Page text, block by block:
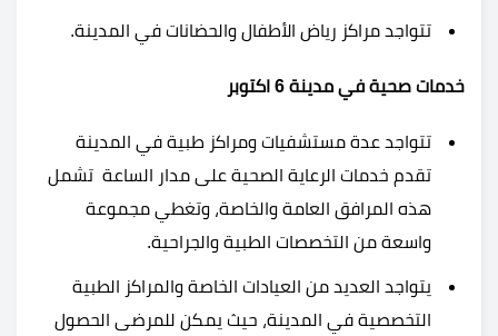
تتواجد مراكز رياض الأطفال والحضانات في المدينة.
خدمات صحية في مدينة 6 اكتوبر
تتواجد عدة مستشفيات ومراكز طبية في المدينة
تقدم خدمات الرعاية الصحية على مدار الساعة تشمل
هذه المرافق العامة والخاصة، وتغطي مجموعة
واسعة من التخصصات الطبية والجراحية.
يتواجد العديد من العيادات الخاصة والمراكز الطبية
التخصصية في المدينة، حيث يمكن للمرضى الحصول